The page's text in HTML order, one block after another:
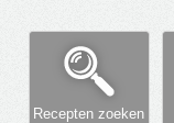
Recepten zoeken